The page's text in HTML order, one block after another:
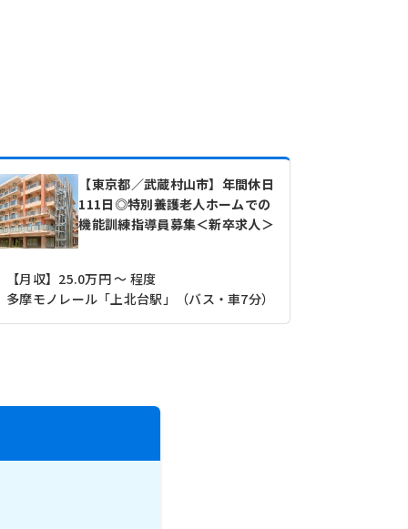
【東京都／武蔵村山市】年間休日
111日◎特別養護老人ホームでの
機能訓練指導員募集＜新卒求人＞
【月収】25.0万円 ～ 程度
多摩モノレール「上北台駅」（バス・車7分）